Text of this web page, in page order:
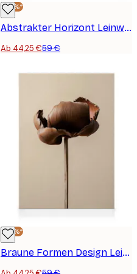
-25%*
Abstrakter Horizont Leinwandbild
Ab 44,25 €59 €
-25%*
Braune Formen Design Leinwandbild